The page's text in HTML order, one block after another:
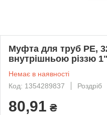
Муфта для труб PE,
внутрішньою різзю
Немає в наявності
Код: 1354289837
Роздріб
80,91 ₴